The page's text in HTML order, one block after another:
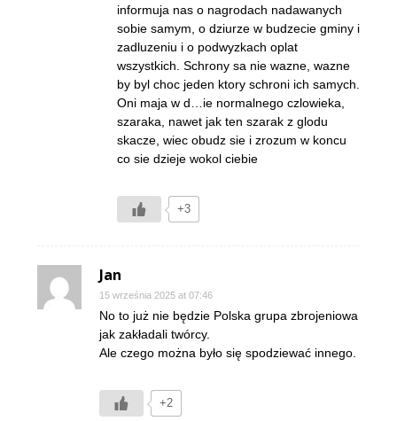
informuja nas o nagrodach nadawanych
sobie samym, o dziurze w budzecie gminy i
zadluzeniu i o podwyzkach oplat
wszystkich. Schrony sa nie wazne, wazne
by byl choc jeden ktory schroni ich samych.
Oni maja w d…ie normalnego czlowieka,
szaraka, nawet jak ten szarak z glodu
skacze, wiec obudz sie i zrozum w koncu
co sie dzieje wokol ciebie
+3
Jan
15 września 2025 at 07:46
No to już nie będzie Polska grupa zbrojeniowa
jak zakładali twórcy.
Ale czego można było się spodziewać innego.
+2